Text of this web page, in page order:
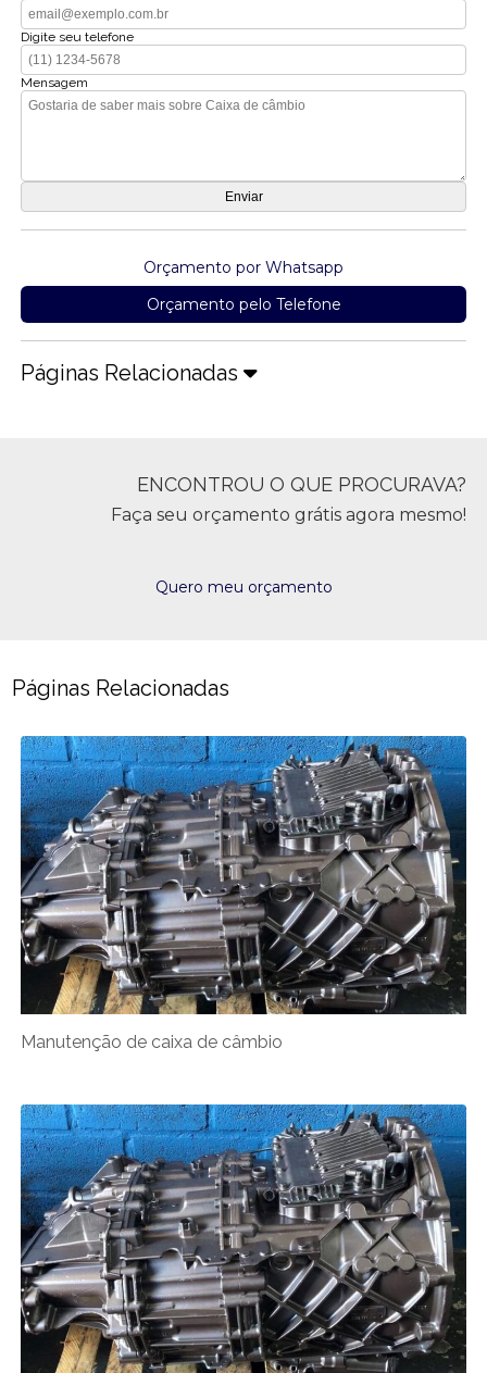
Digite seu telefone
Mensagem
Orçamento por Whatsapp
Orçamento pelo Telefone
Páginas Relacionadas
ENCONTROU O QUE PROCURAVA?
Faça seu orçamento grátis agora mesmo!
Quero meu orçamento
Páginas Relacionadas
Manutenção de caixa de câmbio